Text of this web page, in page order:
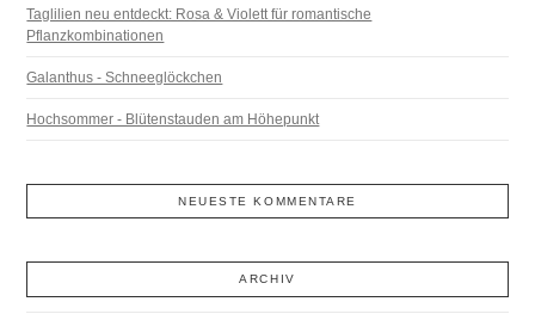
Taglilien neu entdeckt: Rosa & Violett für romantische
Pflanzkombinationen
Galanthus - Schneeglöckchen
Hochsommer - Blütenstauden am Höhepunkt
NEUESTE KOMMENTARE
ARCHIV